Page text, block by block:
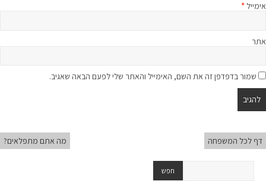
אימייל *
אתר
שמור בדפדפן זה את השם, האימייל והאתר שלי לפעם הבאה שאגיב.
דף לכל המשפחה מה אתם מתפלאים?